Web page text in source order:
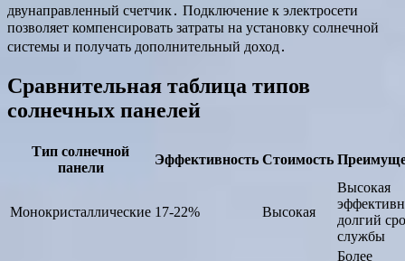
двунаправленный счетчик․ Подключение к электросети
позволяет компенсировать затраты на установку солнечной
системы и получать дополнительный доход․
Сравнительная таблица типов
солнечных панелей
Тип солнечной
панели
Эффективность Стоимость
Монокристаллические 17-22% Высокая
Высокая
долгий
службы
Более